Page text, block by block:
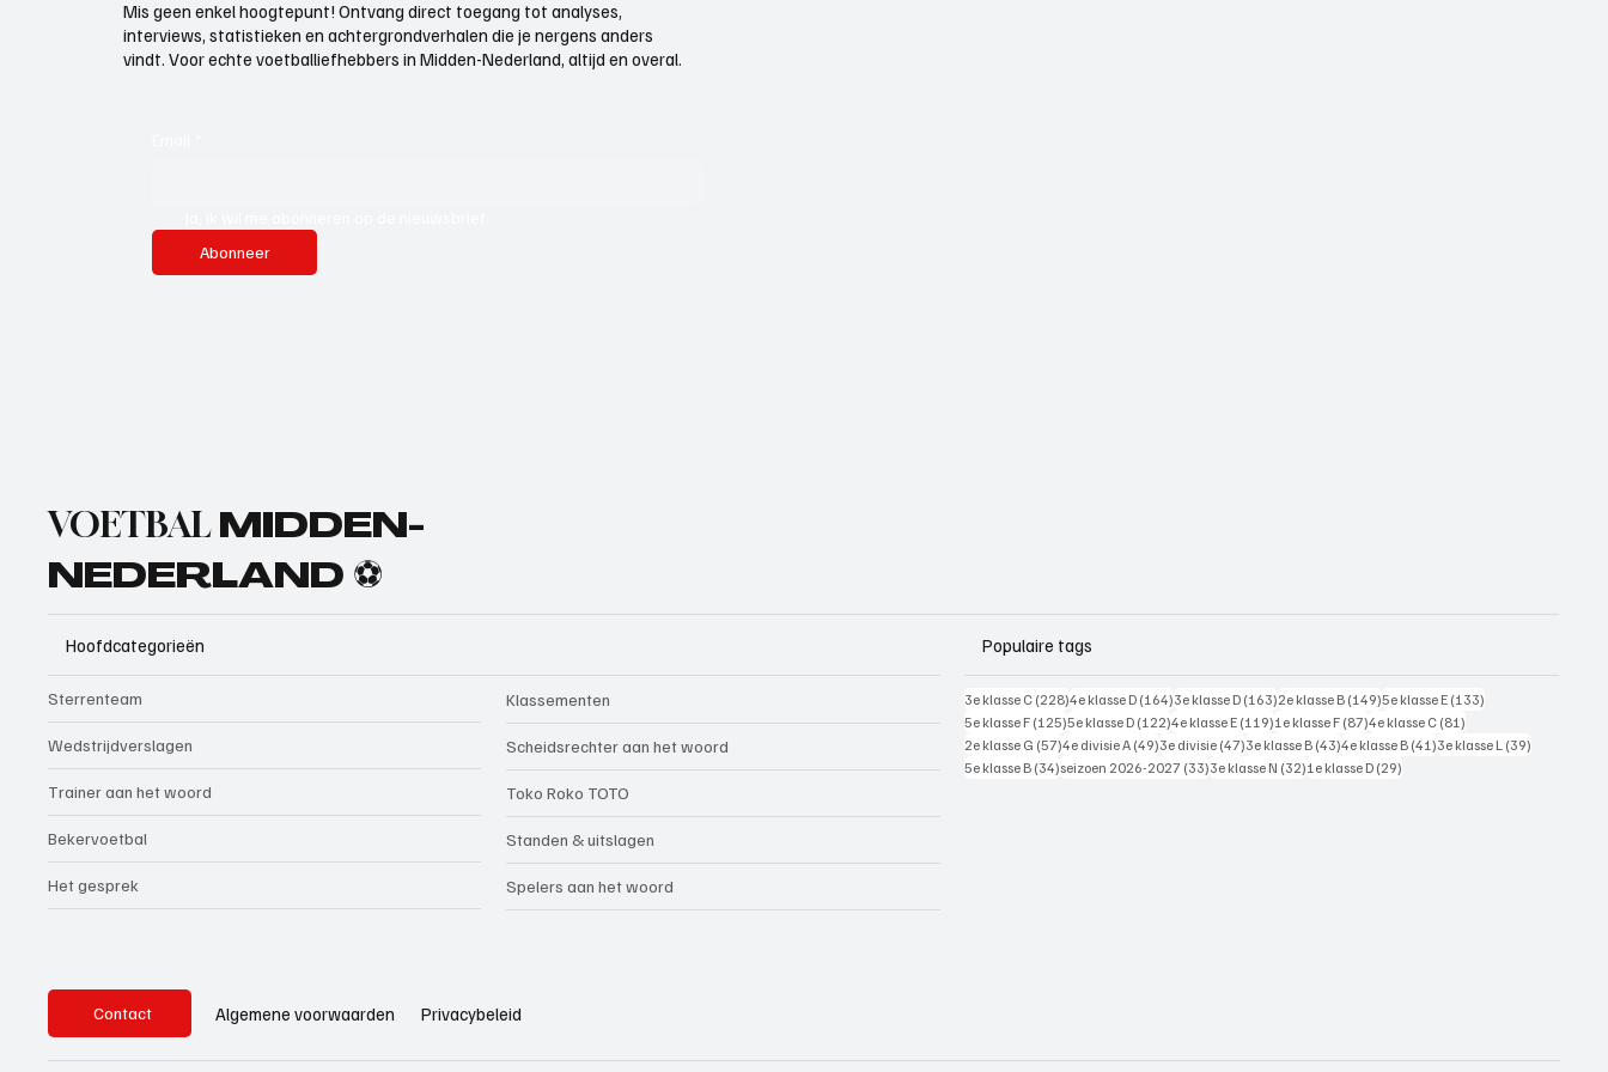
Mis geen enkel hoogtepunt! Ontvang direct toegang tot analyses,
interviews, statistieken en achtergrondverhalen die je nergens anders
vindt. Voor echte voetballiefhebbers in Midden-Nederland, altijd en overal.
Abonneer
VOETBAL MIDDEN-
NEDERLAND ⚽
Hoofdcategorieën
Sterrenteam
Wedstrijdverslagen
Trainer aan het woord
Bekervoetbal
Het gesprek
Klassementen
Scheidsrechter aan het woord
Toko Roko TOTO
Standen & uitslagen
Spelers aan het woord
Populaire tags
3e klasse C (228)228 posts
4e klasse D (164)164 posts
3e klasse D (163)163 posts
2e klasse B (149)149 posts
5e klasse E (133)
5e klasse F (125)125 posts
5e klasse D (122)122 posts
4e klasse E (119)119 posts
1e klasse F (87)87 posts
4e klasse C (81)
2e klasse G (57)57 posts
4e divisie A (49)49 posts
3e divisie (47)47 posts
3e klasse B (43)43 posts
4e klasse B (41)41 posts
3e klasse L (39)
5e klasse B (34)34 posts
seizoen 2026-2027 (33)33 posts
3e klasse N (32)32 posts
1e klasse D (29)
Contact Algemene voorwaarden Privacybeleid